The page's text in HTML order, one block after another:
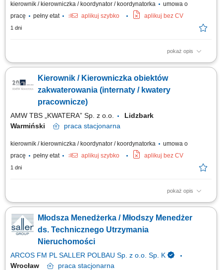
kierownik / kierowniczka / koordynator / koordynatorka
umowa o
pracę
pełny etat aplikuj szybko aplikuj bez CV
1 dni
pokaż opis
Opis stanowiska Organizowanie i nadzorowanie bieżącego
dokumentacji związanej z zakwaterowaniem, ewidencją wyposażenia
oraz zgłoszeniami technicznymi. Koordynowanie współpracy z firmami
świadczącymi usługi porządkowe,...
Kierownik / Kierowniczka obiektów
zakwaterowania (internaty / kwatery
pracownicze)
AMW TBS „KWATERA” Sp. z o.o.
Lidzbark
Warmiński
praca stacjonarna
kierownik / kierowniczka / koordynator / koordynatorka
umowa o
pracę
pełny etat aplikuj szybko aplikuj bez CV
1 dni
pokaż opis
Opis stanowiska Organizowanie i nadzorowanie bieżącego
dokumentacji związanej z zakwaterowaniem, ewidencją wyposażenia
oraz zgłoszeniami technicznymi. Koordynowanie współpracy z firmami
świadczącymi usługi porządkowe,...
Młodsza Menedżerka / Młodszy Menedżer
ds. Technicznego Utrzymania
Nieruchomości
ARCOS FM PL SALLER POLBAU Sp. z o.o. Sp. K
Wrocław
praca stacjonarna